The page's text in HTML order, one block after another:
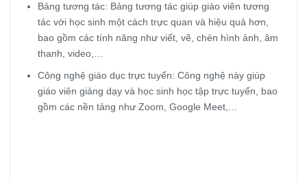
Bảng tương tác: Bảng tương tác giúp giáo viên tương
tác với học sinh một cách trực quan và hiệu quả hơn,
bao gồm các tính năng như viết, vẽ, chèn hình ảnh, âm
thanh, video,…
Công nghệ giáo dục trực tuyến: Công nghệ này giúp
giáo viên giảng dạy và học sinh học tập trực tuyến, bao
gồm các nền tảng như Zoom, Google Meet,…